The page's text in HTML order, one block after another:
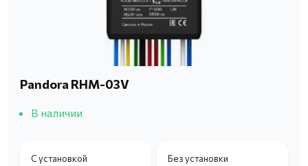
Pandora RHM-03V
В наличии
С установкой Без установки